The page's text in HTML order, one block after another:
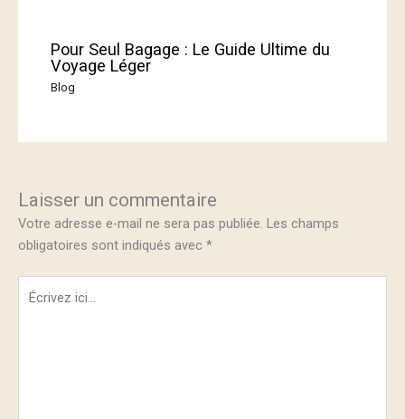
Pour Seul Bagage : Le Guide Ultime du
Voyage Léger
Blog
Laisser un commentaire
Votre adresse e-mail ne sera pas publiée. Les champs
obligatoires sont indiqués avec *
Écrivez
ici…